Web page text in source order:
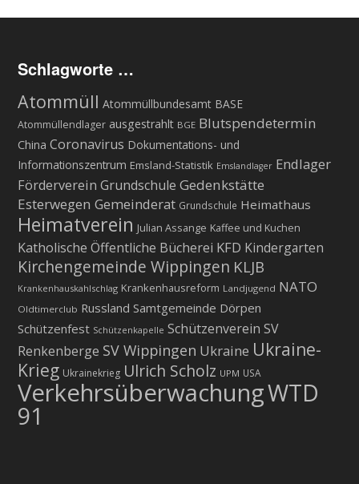
Schlagworte …
Atommüll Atommüllbundesamt BASE
Atommüllendlager ausgestrahlt BGE Blutspendetermin
China Coronavirus Dokumentations- und
Informationszentrum Emsland-Statistik Emslandlager Endlager
Förderverein Grundschule Gedenkstätte
Esterwegen Gemeinderat Grundschule Heimathaus
Heimatverein Julian Assange Kaffee und Kuchen
Katholische Öffentliche Bücherei KFD Kindergarten
Kirchengemeinde Wippingen KLJB
Krankenhauskahlschlag Krankenhausreform Landjugend NATO
Oldtimerclub Russland Samtgemeinde Dörpen
Schützenfest Schützenkapelle Schützenverein SV
Renkenberge SV Wippingen Ukraine Ukraine-
Krieg Ukrainekrieg Ulrich Scholz UPM USA
VerkehrsüberwachungWTD
91